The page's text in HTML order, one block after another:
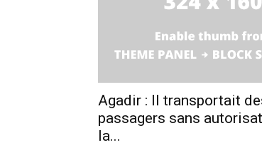
Agadir : Il transportait
passagers sans
la...